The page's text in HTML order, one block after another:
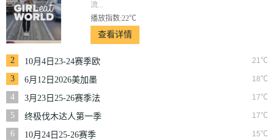
流...
播放指数:22℃
查看详情
2 21℃
10月4日23-24赛季欧
冠小组赛第2轮那不
勒斯VS皇家马德里
3 18℃
6月12日2026美加墨
世界杯小组赛韩国VS
捷克
4 17℃
3月23日25-26赛季法
甲第27轮雷恩VS梅斯
5 17℃
终极伐木达人第一季
6
15℃
10月24日25-26赛季